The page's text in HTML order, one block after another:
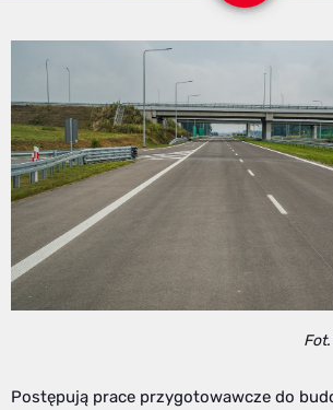
Postępują prace przygotowawcze do